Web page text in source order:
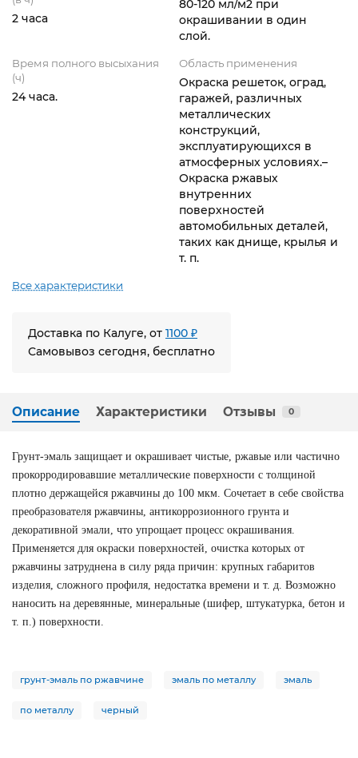
2 часа
80-120 мл/м2 при
окрашивании в один
слой.
Время полного высыхания
(ч)
24 часа.
Область применения
Окраска решеток, оград,
гаражей, различных
металлических
конструкций,
эксплуатирующихся в
атмосферных условиях.–
Окраска ржавых
внутренних
поверхностей
автомобильных деталей,
таких как днище, крылья и
т. п.
Все характеристики
Доставка по Калуге, от 1100 ₽
Самовывоз сегодня, бесплатно
Описание Характеристики Отзывы 0
Грунт-эмаль защищает и окрашивает чистые, ржавые или частично
прокорродировавшие металлические поверхности с толщиной
плотно держащейся ржавчины до 100 мкм. Сочетает в себе свойства
преобразователя ржавчины, антикоррозионного грунта и
декоративной эмали, что упрощает процесс окрашивания.
Применяется для окраски поверхностей, очистка которых от
ржавчины затруднена в силу ряда причин: крупных габаритов
изделия, сложного профиля, недостатка времени и т. д. Возможно
наносить на деревянные, минеральные (шифер, штукатурка, бетон и
т. п.) поверхности.
грунт-эмаль по ржавчине эмаль по металлу эмаль
по металлу черный